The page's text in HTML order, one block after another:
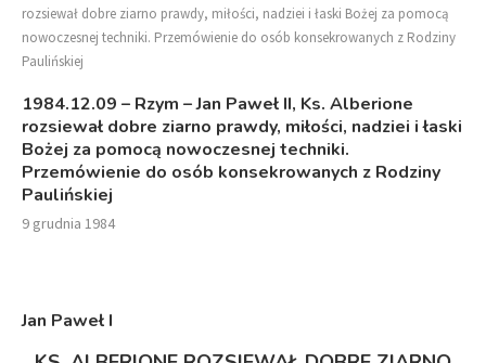
rozsiewał dobre ziarno prawdy, miłości, nadziei i łaski Bożej za pomocą
nowoczesnej techniki. Przemówienie do osób konsekrowanych z Rodziny
Paulińskiej
1984.12.09 – Rzym – Jan Paweł II, Ks. Alberione
rozsiewał dobre ziarno prawdy, miłości, nadziei i łaski
Bożej za pomocą nowoczesnej techniki.
Przemówienie do osób konsekrowanych z Rodziny
Paulińskiej
9 grudnia 1984
Jan Paweł I